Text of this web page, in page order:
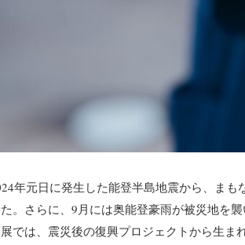
年元日に発生した能登半島地震から、ま
た。さらに、9月には奥能登豪雨が被災地を
では、震災後の復興プロジェクトから生ま